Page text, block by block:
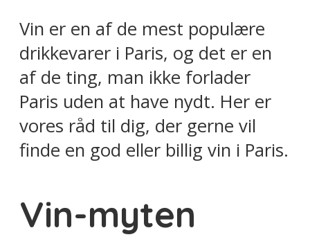
Vin er en af de mest populære
drikkevarer i Paris, og det er en
af de ting, man ikke forlader
Paris uden at have nydt. Her er
vores råd til dig, der gerne vil
finde en god eller billig vin i Paris.
Vin-myten